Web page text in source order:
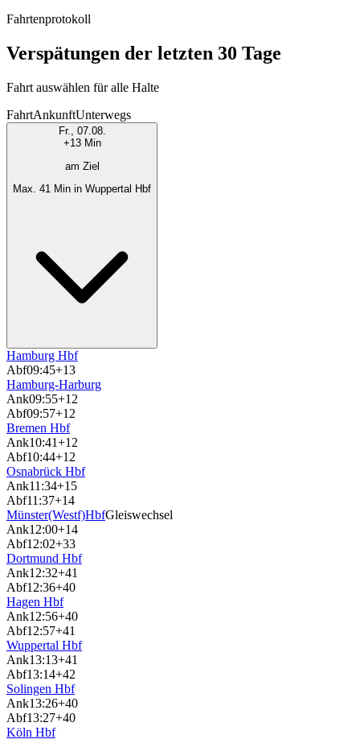
Fahrtenprotokoll
Verspätungen der letzten 30 Tage
Fahrt auswählen für alle Halte
FahrtAnkunftUnterwegs
Fr., 07.08.
+13 Min
am Ziel
Max. 41 Min in Wuppertal Hbf
Hamburg Hbf
Abf09:45+13
Hamburg-Harburg
Ank09:55+12
Abf09:57+12
Bremen Hbf
Ank10:41+12
Abf10:44+12
Osnabrück Hbf
Ank11:34+15
Abf11:37+14
Münster(Westf)HbfGleiswechsel
Ank12:00+14
Abf12:02+33
Dortmund Hbf
Ank12:32+41
Abf12:36+40
Hagen Hbf
Ank12:56+40
Abf12:57+41
Wuppertal Hbf
Ank13:13+41
Abf13:14+42
Solingen Hbf
Ank13:26+40
Abf13:27+40
Köln Hbf